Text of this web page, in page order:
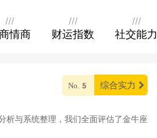
///
情商
///
财运指数
///
社交能力
No.5 综合实力
析与系统整理，我们全面评估了金牛座